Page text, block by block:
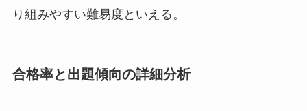
り組みやすい難易度といえる。
合格率と出題傾向の詳細分析